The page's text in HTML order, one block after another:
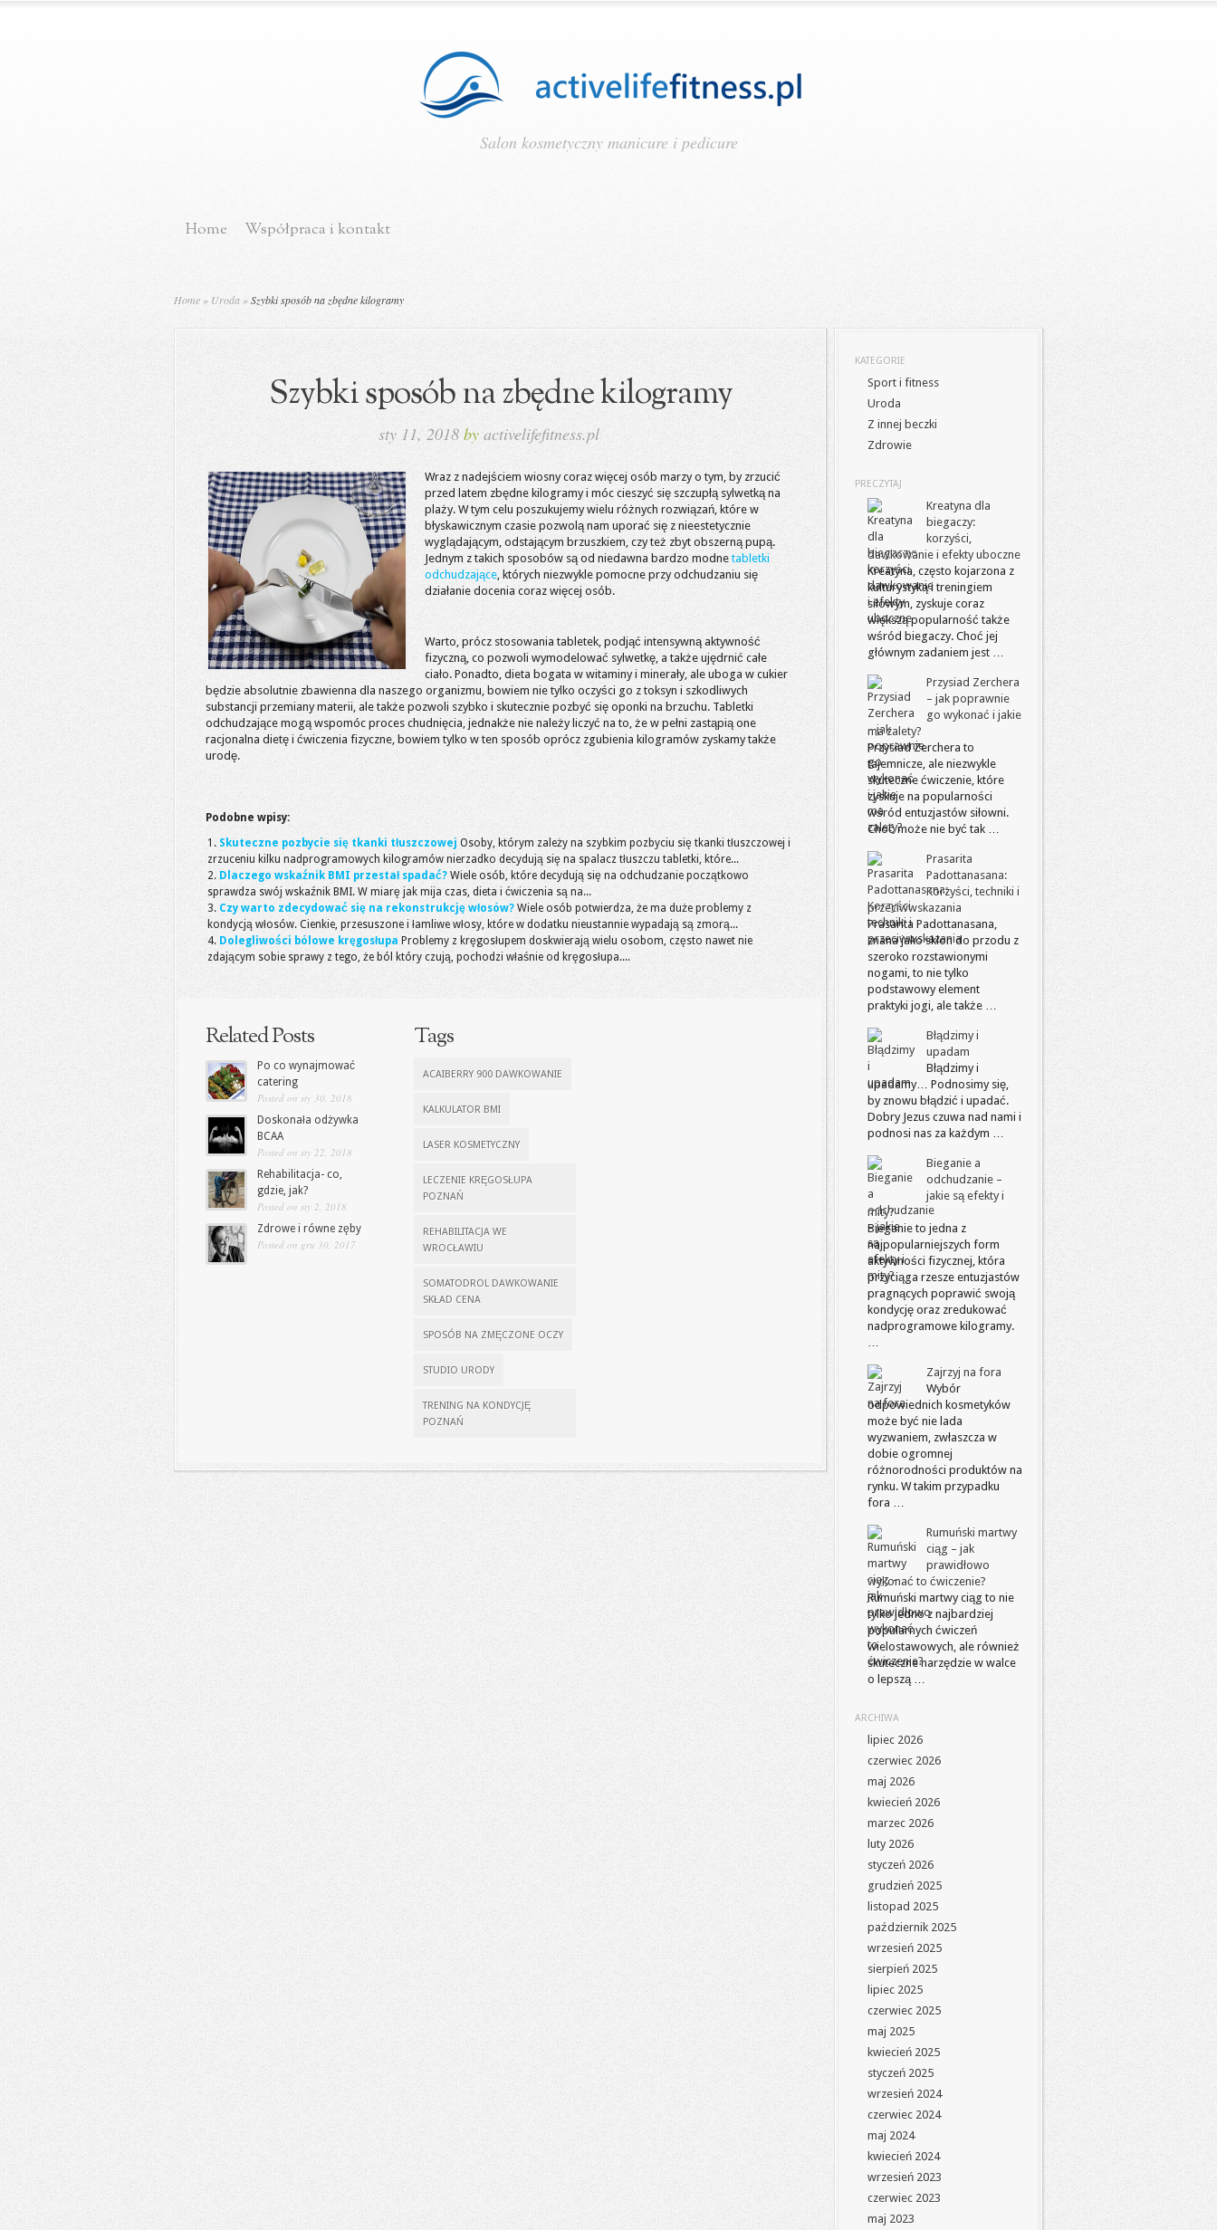
Salon kosmetyczny manicure i pedicure
Home Współpraca i kontakt
Home » Uroda »Szybki sposób na zbędne kilogramy
Szybki sposób na zbędne kilogramy
sty 11, 2018 by activelifefitness.pl
Wraz z nadejściem wiosny coraz więcej osób marzy o tym, by zrzucić
przed latem zbędne kilogramy i móc cieszyć się szczupłą sylwetką na
plaży. W tym celu poszukujemy wielu różnych rozwiązań, które w
błyskawicznym czasie pozwolą nam uporać się z nieestetycznie
wyglądającym, odstającym brzuszkiem, czy też zbyt obszerną pupą.
Jednym z takich sposobów są od niedawna bardzo modnetabletki
odchudzające, których niezwykle pomocne przy odchudzaniu się
działanie docenia coraz więcej osób.
Warto, prócz stosowania tabletek, podjąć intensywną aktywność
fizyczną, co pozwoli wymodelować sylwetkę, a także ujędrnić całe
ciało. Ponadto, dieta bogata w witaminy i minerały, ale uboga w cukier
będzie absolutnie zbawienna dla naszego organizmu, bowiem nie tylko oczyści go z toksyn i szkodliwych
substancji przemiany materii, ale także pozwoli szybko i skutecznie pozbyć się oponki na brzuchu. Tabletki
odchudzające mogą wspomóc proces chudnięcia, jednakże nie należy liczyć na to, że w pełni zastąpią one
racjonalna dietę i ćwiczenia fizyczne, bowiem tylko w ten sposób oprócz zgubienia kilogramów zyskamy także
urodę.
Podobne wpisy:
Skuteczne pozbycie się tkanki tłuszczowej Osoby, którym zależy na szybkim pozbyciu się tkanki tłuszczowej i
zrzuceniu kilku nadprogramowych kilogramów nierzadko decydują się na spalacz tłuszczu tabletki, które...
Dlaczego wskaźnik BMI przestał spadać? Wiele osób, które decydują się na odchudzanie początkowo
sprawdza swój wskaźnik BMI. W miarę jak mija czas, dieta i ćwiczenia są na...
Czy warto zdecydować się na rekonstrukcję włosów? Wiele osób potwierdza, że ma duże problemy z
kondycją włosów. Cienkie, przesuszone i łamliwe włosy, które w dodatku nieustannie wypadają są zmorą...
Dolegliwości bólowe kręgosłupa Problemy z kręgosłupem doskwierają wielu osobom, często nawet nie
zdającym sobie sprawy z tego, że ból który czują, pochodzi właśnie od kręgosłupa....
Related Posts
Po co wynajmować
catering
Posted on sty 30, 2018
Doskonała odżywka
BCAA
Posted on sty 22, 2018
Rehabilitacja- co,
gdzie, jak?
Posted on sty 2, 2018
Zdrowe i równe zęby
Posted on gru 30, 2017
Tags
ACAIBERRY 900 DAWKOWANIE
KALKULATOR BMI
LASER KOSMETYCZNY
LECZENIE KRĘGOSŁUPA
POZNAŃ
REHABILITACJA WE
WROCŁAWIU
SOMATODROL DAWKOWANIE
SKŁAD CENA
SPOSÓB NA ZMĘCZONE OCZY
STUDIO URODY
TRENING NA KONDYCJĘ
POZNAŃ
KATEGORIE
Sport i fitness
Uroda
Z innej beczki
Zdrowie
PRECZYTAJ
Kreatyna dla
biegaczy:
korzyści,
dawkowanie i efekty uboczne
Kreatyna, często kojarzona z
kulturystyką i treningiem
siłowym, zyskuje coraz
większą popularność także
wśród biegaczy. Choć jej
głównym zadaniem jest …
Przysiad Zerchera
– jak poprawnie
go wykonać i jakie
ma zalety?
Przysiad Zerchera to
tajemnicze, ale niezwykle
skuteczne ćwiczenie, które
zyskuje na popularności
wśród entuzjastów siłowni.
Choć może nie być tak …
Prasarita
Padottanasana:
Korzyści, techniki i
przeciwwskazania
Prasarita Padottanasana,
znana jako skłon do przodu z
szeroko rozstawionymi
nogami, to nie tylko
podstawowy element
praktyki jogi, ale także …
Błądzimy i
upadam
Błądzimy i
upadamy… Podnosimy się,
by znowu błądzić i upadać.
Dobry Jezus czuwa nad nami i
podnosi nas za każdym …
Bieganie a
odchudzanie –
jakie są efekty i
mity?
Bieganie to jedna z
najpopularniejszych form
aktywności fizycznej, która
przyciąga rzesze entuzjastów
pragnących poprawić swoją
kondycję oraz zredukować
nadprogramowe kilogramy.
…
Zajrzyj na fora
Wybór
odpowiednich kosmetyków
może być nie lada
wyzwaniem, zwłaszcza w
dobie ogromnej
różnorodności produktów na
rynku. W takim przypadku
fora …
Rumuński martwy
ciąg – jak
prawidłowo
wykonać to ćwiczenie?
Rumuński martwy ciąg to nie
tylko jedno z najbardziej
popularnych ćwiczeń
wielostawowych, ale również
skuteczne narzędzie w walce
o lepszą …
ARCHIWA
lipiec 2026
czerwiec 2026
maj 2026
kwiecień 2026
marzec 2026
luty 2026
styczeń 2026
grudzień 2025
listopad 2025
październik 2025
wrzesień 2025
sierpień 2025
lipiec 2025
czerwiec 2025
maj 2025
kwiecień 2025
styczeń 2025
wrzesień 2024
czerwiec 2024
maj 2024
kwiecień 2024
wrzesień 2023
czerwiec 2023
maj 2023